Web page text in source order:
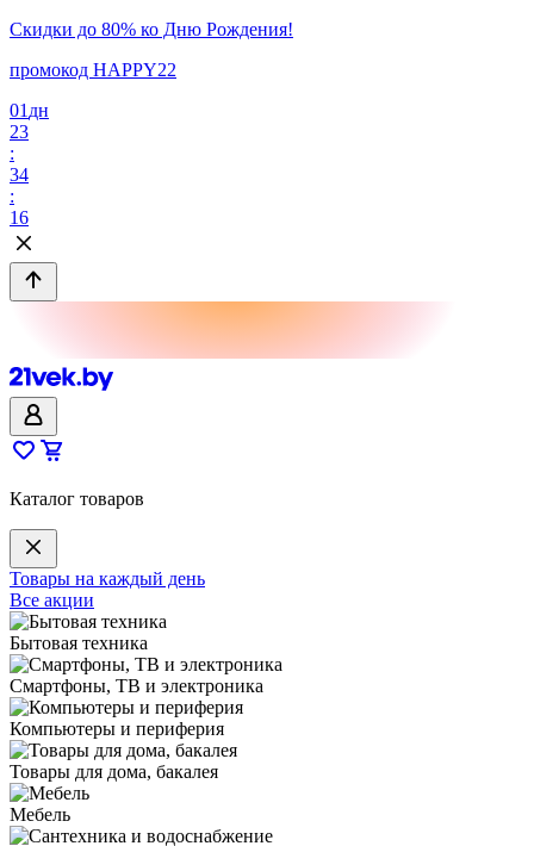
Скидки до 80% ко Дню Рождения!
промокод HAPPY22
01 дн
23
:
34
:
16
Каталог товаров
Товары на каждый день
Все акции
Бытовая техника
Смартфоны, ТВ и электроника
Компьютеры и периферия
Товары для дома, бакалея
Мебель